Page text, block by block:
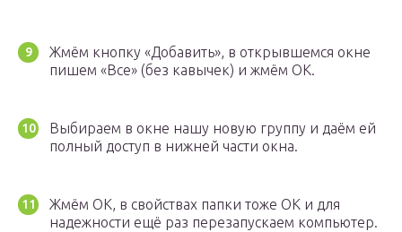
Жмём кнопку «Добавить», в открывшемся окне
пишем «Все» (без кавычек) и жмём ОК.
Выбираем в окне нашу новую группу и даём ей
полный доступ в нижней части окна.
Жмём ОК, в свойствах папки тоже ОК и для
надежности ещё раз перезапускаем компьютер.